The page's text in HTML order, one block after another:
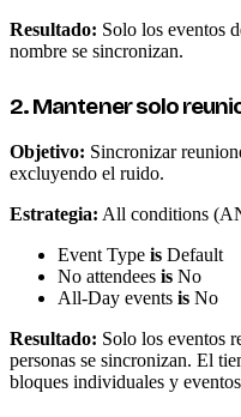
Resultado: Solo los eventos
nombre se sincronizan.
2. Mantener solo
Objetivo: Sincronizar
excluyendo el ruido.
Estrategia: All conditions
Event Type is Default
No attendees is No
All-Day events is No
Resultado: Solo los eventos
personas se sincronizan. El
bloques individuales y